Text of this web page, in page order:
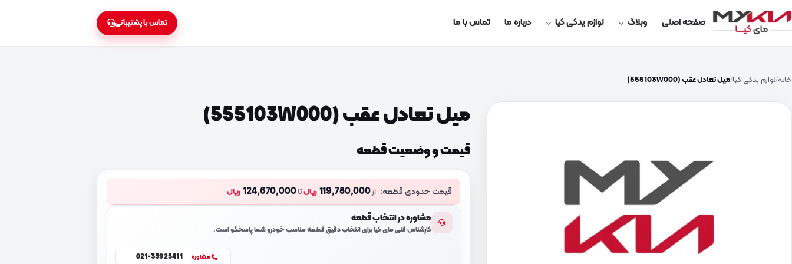
صفحه اصلی وبلاگ لوازم یدکی کیا درباره ما تماس با ما تماس با پشتیبانی
خانه لوازم یدکی کیا میل تعادل عقب (555103W000)
میل تعادل عقب (555103W000)
قیمت و وضعیت قطعه
قیمت حدودی قطعه: از119,780,000 ریالتا124,670,000 ریال
مشاوره در انتخاب قطعه
کارشناس فنی مای کیا برای انتخاب دقیق قطعه مناسب خودرو شما پاسخگو است.
مشاوره 021-33925411